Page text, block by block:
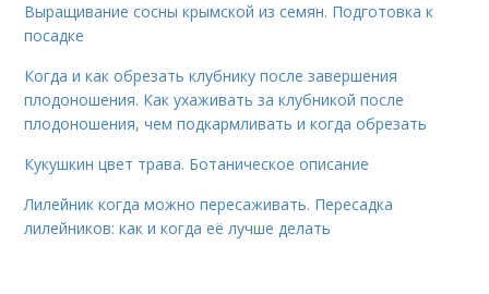
Выращивание сосны крымской из семян. Подготовка к
посадке
Когда и как обрезать клубнику после завершения
плодоношения. Как ухаживать за клубникой после
плодоношения, чем подкармливать и когда обрезать
Кукушкин цвет трава. Ботаническое описание
Лилейник когда можно пересаживать. Пересадка
лилейников: как и когда её лучше делать